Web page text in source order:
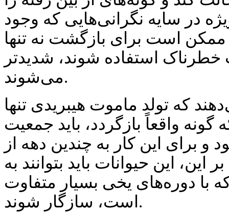
در سایه نگرانی‌هایی که وجود
ممکن است برای بازگشت نه تنها
خطرناک استفاده شوند، شدیدتر
می‌شوند.
که تولد ماموت هیبریدی تنها
واقعاً بازگردد، باید جمعیت
و برای این کار به چندین دهه از
این حیوانات باید بتوانند به
با دوره‌های یخی بسیار متفاوت
است، سازگار شوند.